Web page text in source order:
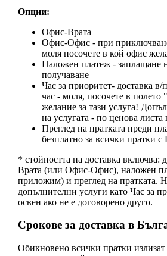
Опции:
Офис-Врата
Офис-Офис - при
моля посочете в кой офис
Наложен платеж - заплащане
получаване
Час за приоритет- доставка в/
час - моля, посочете в полето
желание за тази услуга!
на услугата - по ценова листа
Преглед на пратката преди
безплатно за всички пратки
* стойността на доставка включва:
Врата (или Офис-Офис), наложен
приложим) и преглед на пратката.
допълнителни услуги като Час за
освен ако не е договорено друго.
Срокове за доставка в
Обикновено всички пратки